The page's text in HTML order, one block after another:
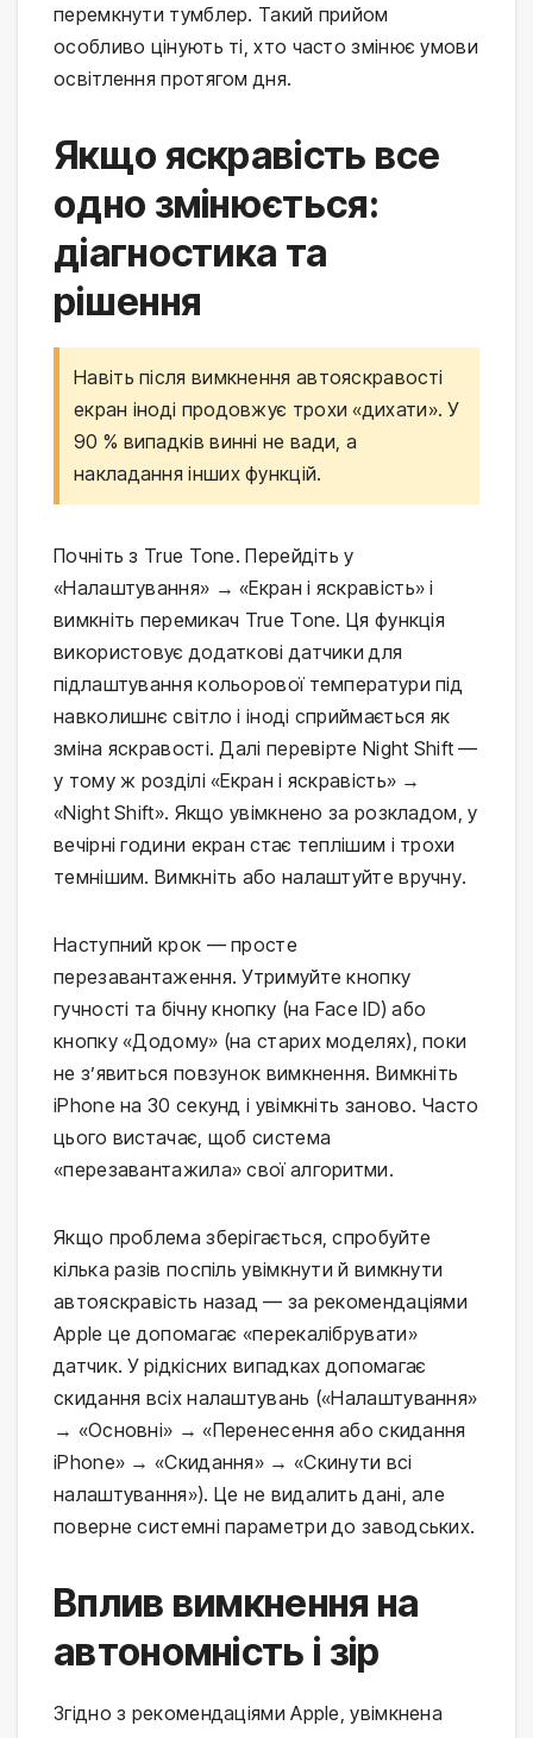
перемкнути тумблер. Такий прийом
особливо цінують ті, хто часто змінює умови
освітлення протягом дня.
Якщо яскравість все
одно змінюється:
діагностика та
рішення
Навіть після вимкнення автояскравості
екран іноді продовжує трохи «дихати». У
90 % випадків винні не вади, а
накладання інших функцій.
Почніть з True Tone. Перейдіть у
«Налаштування» → «Екран і яскравість» і
вимкніть перемикач True Tone. Ця функція
використовує додаткові датчики для
підлаштування кольорової температури під
навколишнє світло і іноді сприймається як
зміна яскравості. Далі перевірте Night Shift —
у тому ж розділі «Екран і яскравість» →
«Night Shift». Якщо увімкнено за розкладом, у
вечірні години екран стає теплішим і трохи
темнішим. Вимкніть або налаштуйте вручну.
Наступний крок — просте
перезавантаження. Утримуйте кнопку
гучності та бічну кнопку (на Face ID) або
кнопку «Додому» (на старих моделях), поки
не з’явиться повзунок вимкнення. Вимкніть
iPhone на 30 секунд і увімкніть заново. Часто
цього вистачає, щоб система
«перезавантажила» свої алгоритми.
Якщо проблема зберігається, спробуйте
кілька разів поспіль увімкнути й вимкнути
автояскравість назад — за рекомендаціями
Apple це допомагає «перекалібрувати»
датчик. У рідкісних випадках допомагає
скидання всіх налаштувань («Налаштування»
→ «Основні» → «Перенесення або скидання
iPhone» → «Скидання» → «Скинути всі
налаштування»). Це не видалить дані, але
поверне системні параметри до заводських.
Вплив вимкнення на
автономність і зір
Згідно з рекомендаціями Apple, увімкнена